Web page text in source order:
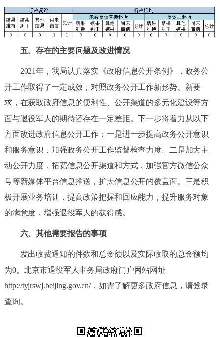
五、存在的主要问题及改进情况
2021年，我局认真落实《政府信息公开条例》，政务公
开工作取得了一定成效，对照政务公开工作新形势、新要
求，在获取政府信息的便利性、公开渠道的多元化建设等方
面与退役军人的期待还存在一定差距。下一步将着力从以下
方面改进政府信息公开工作：一是进一步提高政务公开意识
和服务意识，加强政务公开工作监督检查力度。二是加大主
动公开力度，拓宽信息公开渠道和方式，加强官方微信公众
号等新媒体平台信息推送，扩大信息公开的覆盖面。三是积
极开展业务培训，提高政策把握和回应能力，提升服务对象
的满意度，增强退役军人的获得感。
六、其他需要报告的事项
发出收费通知的件数和总金额以及实际收取的总金额均
为0。北京市退役军人事务局政府门户网站网址
http://tyjrswj.beijing.gov.cn/，如需了解更多政府信息，请登录
查询。